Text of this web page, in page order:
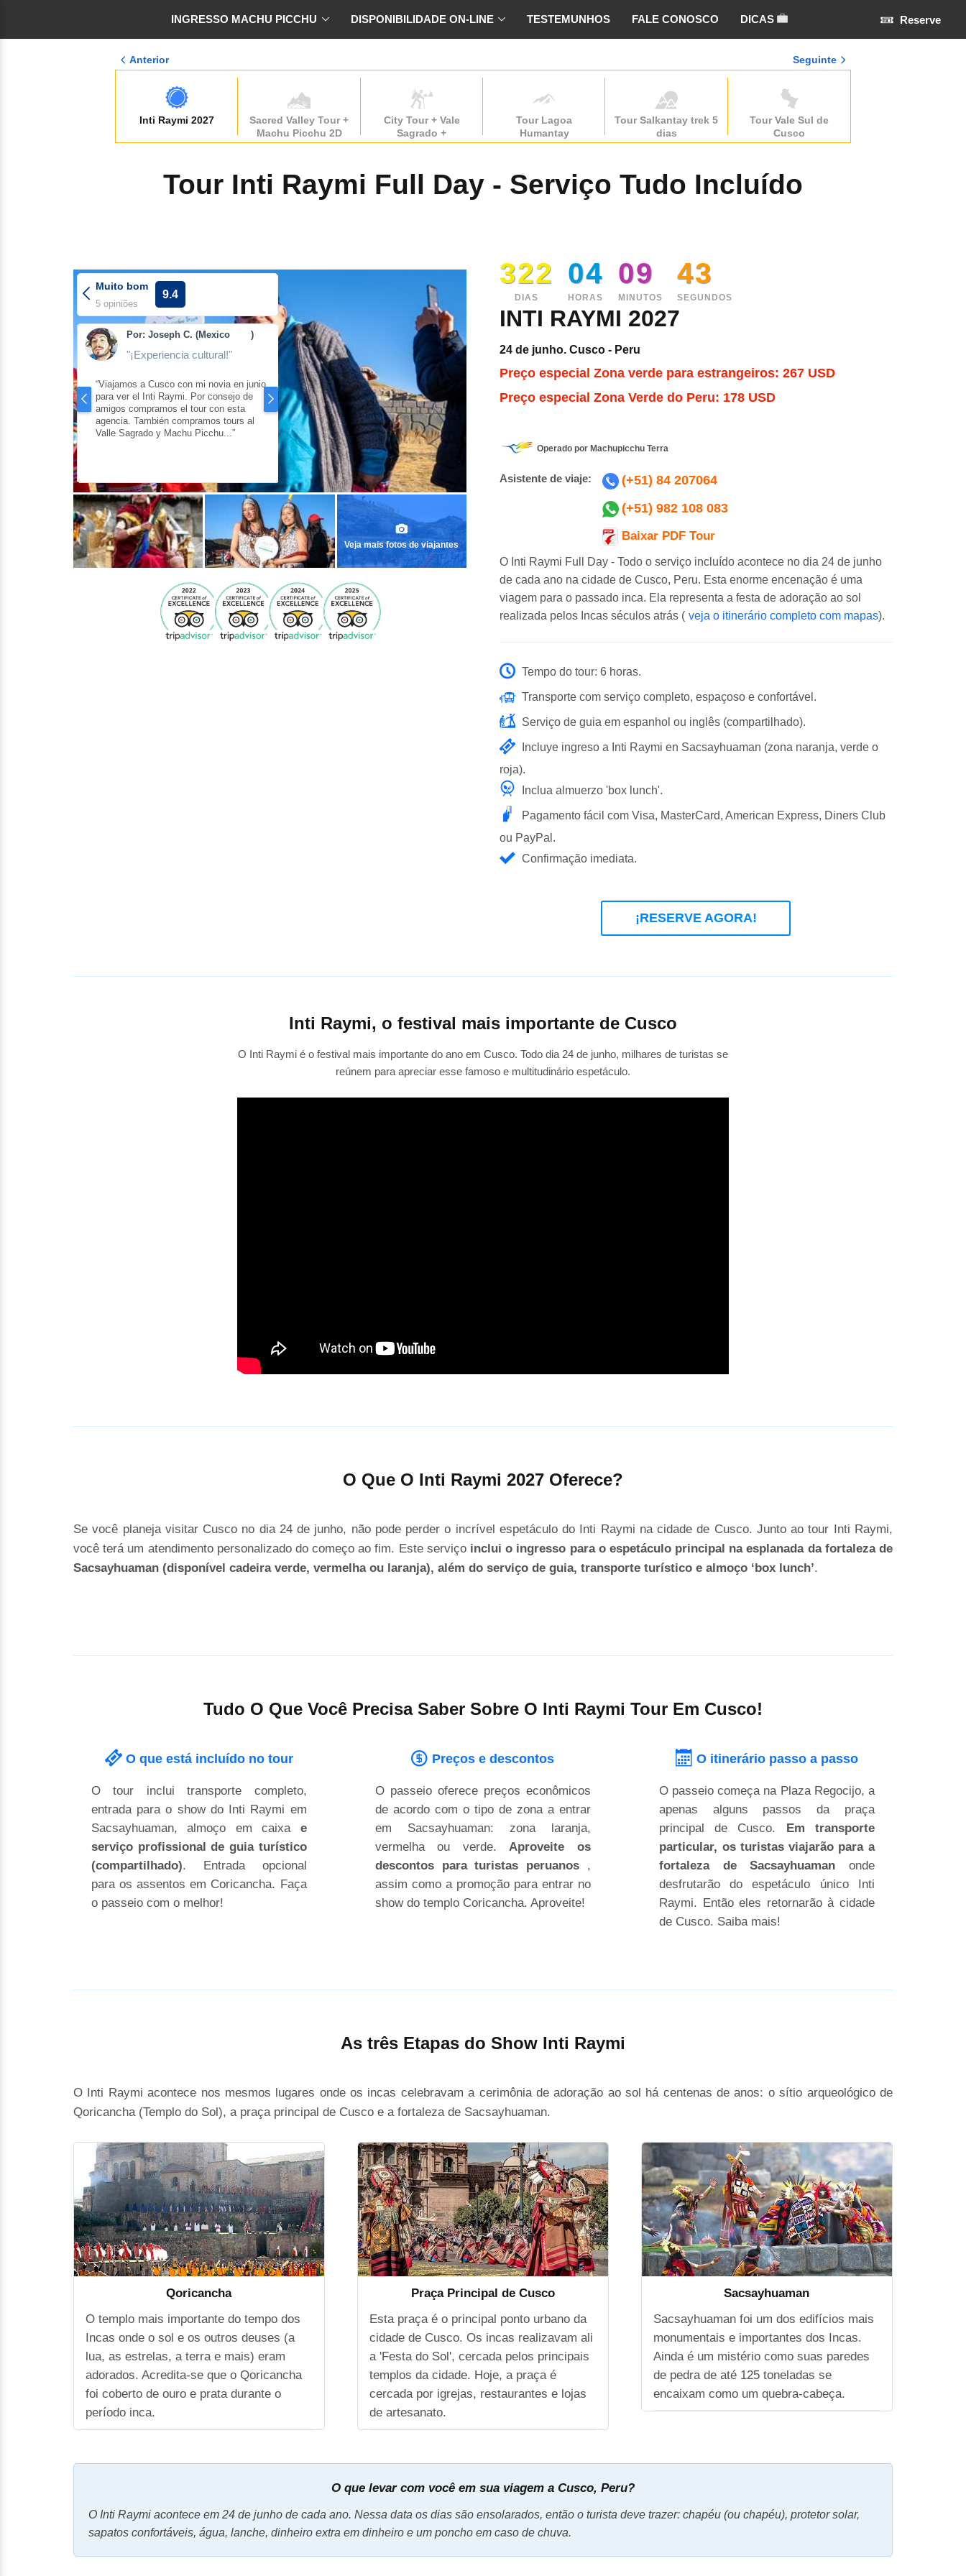
INGRESSO MACHU PICCHU DISPONIBILIDADE ON-LINE TESTEMUNHOS FALE CONOSCO DICAS Reserve
Inti Raymi 2027
Anterior
Sacred Valley Tour +
Machu Picchu 2D
City Tour + Vale
Sagrado +
MachuPicchu 4D
Tour Lagoa
Humantay
Tour Salkantay trek 5
dias
Tour Vale Sul de
Cusco
Seguinte
Tour Inti Raymi Full Day - Serviço Tudo Incluído
Muito bom
5 opiniões
9.4
Por: Joseph C. (Mexico )
"¡Experiencia cultural!"
“Viajamos a Cusco con mi novia en junio
para ver el Inti Raymi. Por consejo de
amigos compramos el tour con esta
agencia. También compramos tours al
Valle Sagrado y Machu Picchu...”
Por: Malena B. (Chile )
“¡Los incas siguen vivos!“
“Me quedé sorprendida por los trajes y
los actores que interpretaron la escena
en Sacsayhuaman. Todo estuvo tan bien
trabajado que una piensa que los incas
todavía están vivo...”
“Buena organización“
gastar en un tour de 5 horas pero cuando
para ver el Inti Raymi. Por consejo de
Veja mais fotos de viajantes
322
DIAS
04
HORAS
09
MINUTOS
42
SEGUNDOS
INTI RAYMI 2027
24 de junho. Cusco - Peru
Preço especial Zona verde para estrangeiros: 267 USD
Preço especial Zona Verde do Peru: 178 USD
Operado por Machupicchu Terra
Asistente de viaje:
(+51) 84 207064
(+51) 982 108 083
Baixar PDF Tour
O Inti Raymi Full Day - Todo o serviço incluído acontece no dia 24 de junho
de cada ano na cidade de Cusco, Peru. Esta enorme encenação é uma
viagem para o passado inca. Ela representa a festa de adoração ao sol
realizada pelos Incas séculos atrás ( veja o itinerário completo com mapas).
Tempo do tour: 6 horas.
Transporte com serviço completo, espaçoso e confortável.
Serviço de guia em espanhol ou inglês (compartilhado).
Incluye ingreso a Inti Raymi en Sacsayhuaman (zona naranja, verde o
roja).
Inclua almuerzo 'box lunch'.
Pagamento fácil com Visa, MasterCard, American Express, Diners Club
ou PayPal.
Confirmação imediata.
¡RESERVE AGORA!
Inti Raymi, o festival mais importante de Cusco
O Inti Raymi é o festival mais importante do ano em Cusco. Todo dia 24 de junho, milhares de turistas se
reúnem para apreciar esse famoso e multitudinário espetáculo.
O Que O Inti Raymi 2027 Oferece?
Se você planeja visitar Cusco no dia 24 de junho, não pode perder o incrível espetáculo do Inti Raymi na cidade de Cusco. Junto ao tour Inti Raymi,
você terá um atendimento personalizado do começo ao fim. Este serviço inclui o ingresso para o espetáculo principal na esplanada da fortaleza de
Sacsayhuaman (disponível cadeira verde, vermelha ou laranja), além do serviço de guia, transporte turístico e almoço ‘box lunch’.
Tudo O Que Você Precisa Saber Sobre O Inti Raymi Tour Em Cusco!
O que está incluído no tour
O tour inclui transporte completo,
entrada para o show do Inti Raymi em
Sacsayhuaman, almoço em caixa e
serviço profissional de guia turístico
(compartilhado). Entrada opcional
para os assentos em Coricancha. Faça
o passeio com o melhor!
Preços e descontos
O passeio oferece preços econômicos
de acordo com o tipo de zona a entrar
em Sacsayhuaman: zona laranja,
vermelha ou verde. Aproveite os
descontos para turistas peruanos,
assim como a promoção para entrar no
show do templo Coricancha. Aproveite!
O itinerário passo a passo
O passeio começa na Plaza Regocijo, a
apenas alguns passos da praça
principal de Cusco. Em transporte
particular, os turistas viajarão para a
fortaleza de Sacsayhuaman onde
desfrutarão do espetáculo único Inti
Raymi. Então eles retornarão à cidade
de Cusco. Saiba mais!
As três Etapas do Show Inti Raymi
O Inti Raymi acontece nos mesmos lugares onde os incas celebravam a cerimônia de adoração ao sol há centenas de anos: o sítio arqueológico de
Qoricancha (Templo do Sol), a praça principal de Cusco e a fortaleza de Sacsayhuaman.
Qoricancha
O templo mais importante do tempo dos
Incas onde o sol e os outros deuses (a
lua, as estrelas, a terra e mais) eram
adorados. Acredita-se que o Qoricancha
foi coberto de ouro e prata durante o
período inca.
Praça Principal de Cusco
Esta praça é o principal ponto urbano da
cidade de Cusco. Os incas realizavam ali
a 'Festa do Sol', cercada pelos principais
templos da cidade. Hoje, a praça é
cercada por igrejas, restaurantes e lojas
de artesanato.
Sacsayhuaman
Sacsayhuaman foi um dos edifícios mais
monumentais e importantes dos Incas.
Ainda é um mistério como suas paredes
de pedra de até 125 toneladas se
encaixam como um quebra-cabeça.
O que levar com você em sua viagem a Cusco, Peru?
O Inti Raymi acontece em 24 de junho de cada ano. Nessa data os dias são ensolarados, então o turista deve trazer: chapéu (ou chapéu), protetor solar,
sapatos confortáveis, água, lanche, dinheiro extra em dinheiro e um poncho em caso de chuva.